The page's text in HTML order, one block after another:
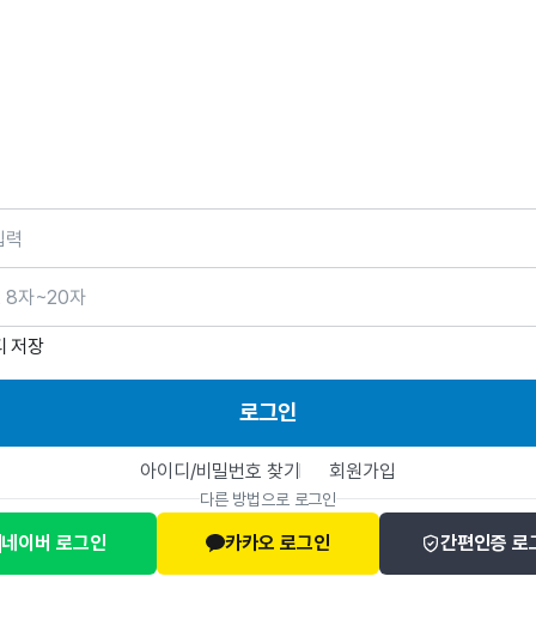
저장
로그인
아이디/비밀번호 찾기 회원가입
다른 방법으로 로그인
네이버 로그인 카카오 로그인 간편인증 로